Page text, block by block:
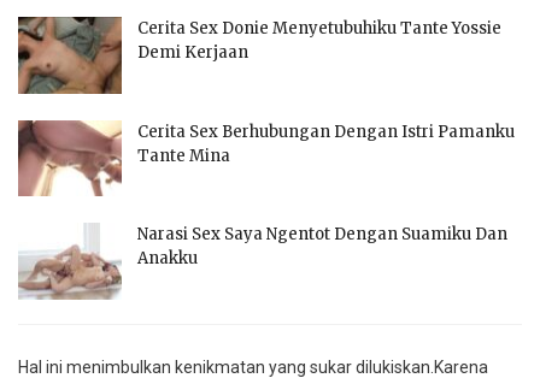
Cerita Sex Donie Menyetubuhiku Tante Yossie
Demi Kerjaan
Cerita Sex Berhubungan Dengan Istri Pamanku
Tante Mina
Narasi Sex Saya Ngentot Dengan Suamiku Dan
Anakku
Hal ini menimbulkan kenikmatan yang sukar dilukiskan.Karena